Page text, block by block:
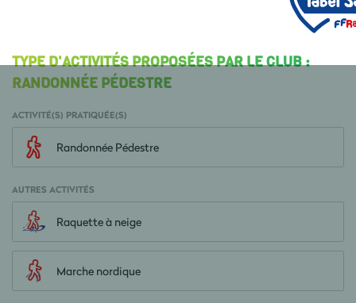
TYPE D'ACTIVITÉS PROPOSÉES PAR LE CLUB :
RANDONNÉE PÉDESTRE
ACTIVITÉ(S) PRATIQUÉE(S)
Randonnée Pédestre
AUTRES ACTIVITÉS
Raquette à neige
Marche nordique